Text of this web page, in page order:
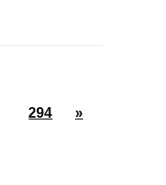
294 »